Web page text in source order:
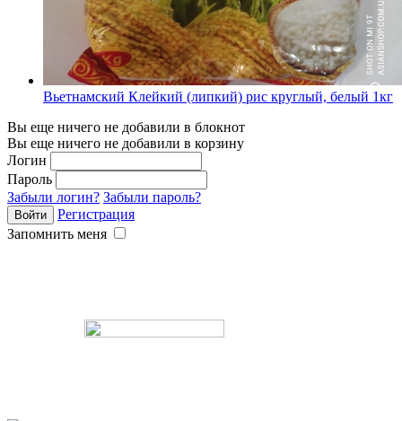
Вьетнамский Клейкий (липкий) рис круглый, белый 1кг
Вы еще ничего не добавили в блокнот
Вы еще ничего не добавили в корзину
Логин
Пароль
Забыли логин? Забыли пароль?
Регистрация
Запомнить меня